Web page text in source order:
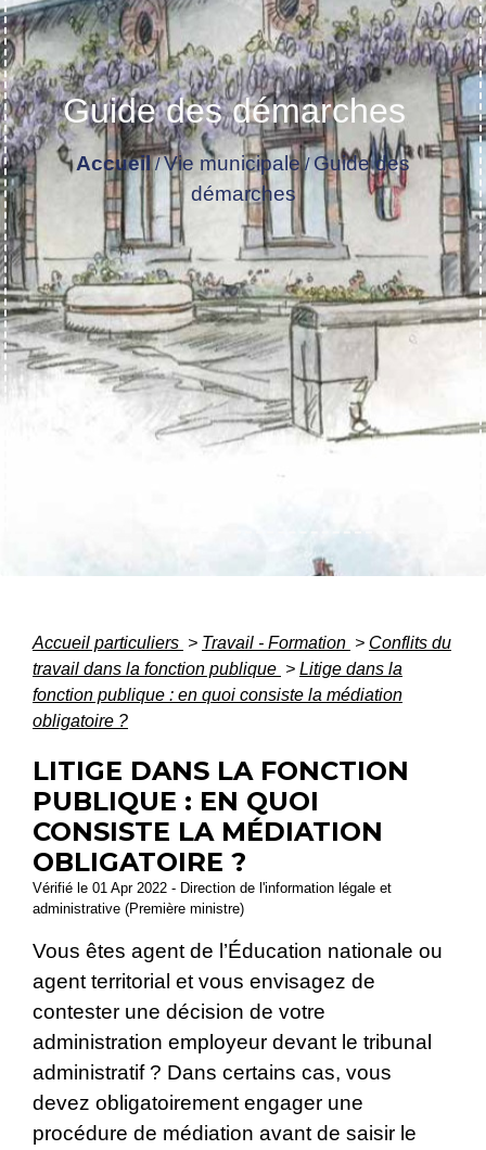
Guide des démarches
Accueil /Vie municipale/Guide des
démarches
Accueil particuliers > Travail - Formation > Conflits du
travail dans la fonction publique > Litige dans la
fonction publique : en quoi consiste la médiation
obligatoire ?
LITIGE DANS LA FONCTION
PUBLIQUE : EN QUOI
CONSISTE LA MÉDIATION
OBLIGATOIRE ?
Vérifié le 01 Apr 2022 - Direction de l'information légale et
administrative (Première ministre)
Vous êtes agent de l’Éducation nationale ou
agent territorial et vous envisagez de
contester une décision de votre
administration employeur devant le tribunal
administratif ? Dans certains cas, vous
devez obligatoirement engager une
procédure de médiation avant de saisir le